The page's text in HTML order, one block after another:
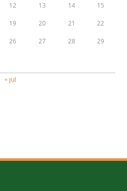
12 13 14 15
19 20 21 22
26 27 28 29
« jul